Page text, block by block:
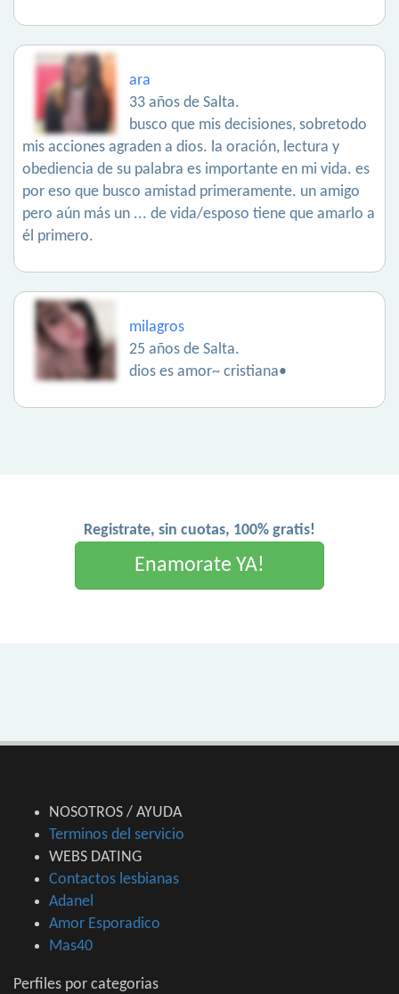
ara
33 años de Salta.
busco que mis decisiones, sobretodo
mis acciones agraden a dios. la oración, lectura y
obediencia de su palabra es importante en mi vida. es
por eso que busco amistad primeramente. un amigo
pero aún más un ... de vida/esposo tiene que amarlo a
él primero.
milagros
25 años de Salta.
dios es amor~ cristiana•
Registrate, sin cuotas, 100% gratis!
Enamorate YA!
NOSOTROS / AYUDA
Terminos del servicio
WEBS DATING
Contactos lesbianas
Adanel
Amor Esporadico
Mas40
Perfiles por categorias